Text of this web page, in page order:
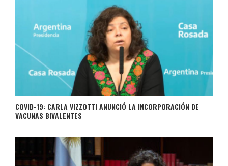
COVID-19: CARLA VIZZOTTI ANUNCIÓ LA INCORPORACIÓN DE
VACUNAS BIVALENTES